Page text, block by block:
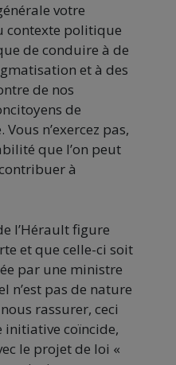
votre
contexte politique
de conduire à de
et à des
de nos
de
n’exercez pas,
que l’on peut
à
l’Hérault figure
et que celle-ci soit
par une ministre
n’est pas de nature
rassurer, ceci
initiative coïncide,
le projet de loi «